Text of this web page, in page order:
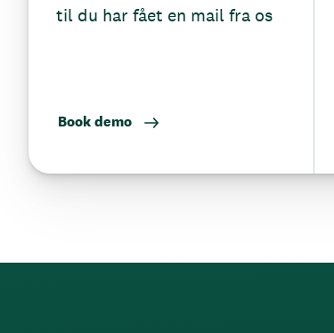
til du har fået en mail fra os
Book demo